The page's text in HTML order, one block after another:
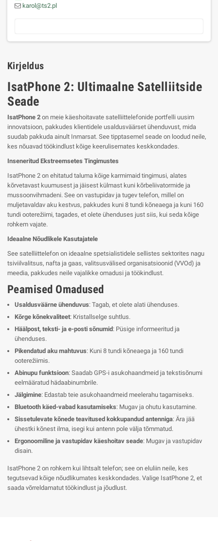
karol@ts2.pl
Kirjeldus
IsatPhone 2: Ultimaalne Satelliitside
Seade
IsatPhone 2 on meie käeshoitavate satelliittelefonide portfelli uusim
innovatsioon, pakkudes klientidele usaldusväärset ühenduvust, mida
suudab pakkuda ainult Inmarsat. See tipptasemel seade on loodud neile,
kes nõuavad töökindlust kõige keerulisemates keskkondades.
Inseneritud Ekstreemsetes Tingimustes
IsatPhone 2 on ehitatud taluma kõige karmimaid tingimusi, alates
kõrvetavast kuumusest ja jäisest külmast kuni kõrbeliivatormide ja
mussoonvihmadeni. See on vastupidav ja tugev telefon, millel on
muljetavaldav aku kestvus, pakkudes kuni 8 tundi kõneaega ja kuni 160
tundi ooterežiimi, tagades, et olete ühenduses just siis, kui seda kõige
rohkem vajate.
Ideaalne Nõudlikele Kasutajatele
See satelliittelefon on ideaalne spetsialistidele sellistes sektorites nagu
tsiviilvalitsus, nafta ja gaas, valitsusvälised organisatsioonid (VVOd) ja
meedia, pakkudes neile vajalikke omadusi ja töökindlust.
Peamised Omadused
Usaldusväärne ühenduvus: Tagab, et olete alati ühenduses.
Kõrge kõnekvaliteet: Kristallselge suhtlus.
Häälpost, teksti- ja e-posti sõnumid: Püsige informeeritud ja
ühenduses.
Pikendatud aku mahtuvus: Kuni 8 tundi kõneaega ja 160 tundi
ooterežiimis.
Abinupu funktsioon: Saadab GPS-i asukohaandmeid ja tekstisõnumi
eelmääratud hädaabinumbrile.
Jälgimine: Edastab teie asukohaandmeid meelerahu tagamiseks.
Bluetooth käed-vabad kasutamiseks: Mugav ja ohutu kasutamine.
Sissetulevate kõnede teavitused kokkupandud antenniga: Ära jää
ühestki kõnest ilma, isegi kui antenn pole välja tõmmatud.
Ergonoomiline ja vastupidav käeshoitav seade: Mugav ja vastupidav
disain.
IsatPhone 2 on rohkem kui lihtsalt telefon; see on eluliin neile, kes
tegutsevad kõige nõudlikumates keskkondades. Valige IsatPhone 2, et
saada võrreldamatut töökindlust ja jõudlust.